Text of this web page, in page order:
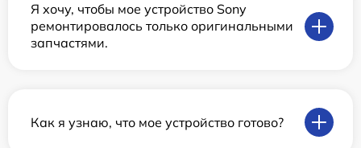
Я хочу, чтобы мое устройство Sony
ремонтировалось только оригинальными
запчастями.
Как я узнаю, что мое устройство готово?